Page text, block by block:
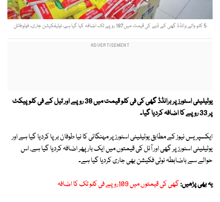
5 کلو والے برانڈڈ گھی کے ڈبے کی قیمت میں187 روپے تک اضافہ کیا گیا ہے، نوٹیفکیشن جاری۔ فوٹو:فائل
یوٹیلیٹی اسٹورز پر برانڈڈ گھی کی فی کلو قیمت میں 38 روپے اور تیل کے فی کلو پیکٹ
پر 33 روپے کا اضافہ کردیا گیا۔
ایکسپریس نیوز کے مطابق یوٹیلیٹی اسٹورز پر مہنگائی کا نیا طوفان برپا کردیا گیا ہے اور
یوٹیلیٹی اسٹورز پر گھی اور آئل کی قیمتوں میں ایک بار پھر اضافہ کردیا گیا ہے، اس
حوالے سے باضابطہ نوٹی فکیشن بھی جاری کردیا گیا ہے۔
یہ بھی پڑھیں:گھی کی قیمتوں میں 109روپے فی کلو تک کا اضافہ